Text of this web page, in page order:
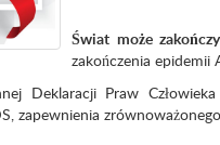
Świat może
zakończenia epidemii
Deklaracji Praw
zapewnienia